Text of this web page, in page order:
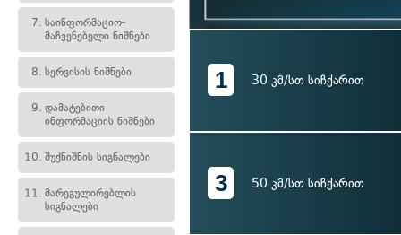
7. საინფორმაციო-
მაჩვენებელი ნიშნები
8. სერვისის ნიშნები
9. დამატებითი
ინფორმაციის ნიშნები
10. შუქნიშნის სიგნალები
11. მარეგულირებლის
სიგნალები
1 30 კმ/სთ სიჩქარით
3 50 კმ/სთ სიჩქარით